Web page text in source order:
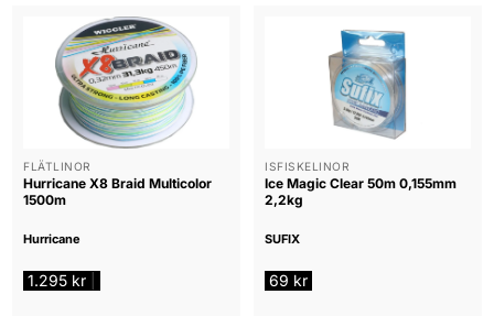
FLÄTLINOR
Hurricane X8 Braid Multicolor
1500m
Hurricane
1.295 kr
ISFISKELINOR
Ice Magic Clear 50m 0,155mm
2,2kg
SUFIX
69 kr